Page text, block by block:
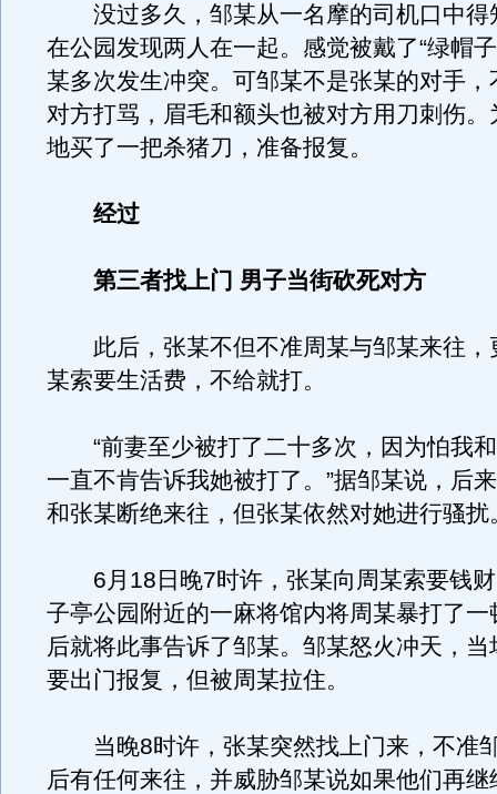
没过多久，邹某从一名摩的司机口中得
在公园发现两人在一起。感觉被戴了“绿帽
某多次发生冲突。可邹某不是张某的对手，
对方打骂，眉毛和额头也被对方用刀刺伤。
地买了一把杀猪刀，准备报复。
经过
第三者找上门 男子当街砍死对方
此后，张某不但不准周某与邹某来往，
某索要生活费，不给就打。
“前妻至少被打了二十多次，因为怕我
一直不肯告诉我她被打了。”据邹某说，后
和张某断绝来往，但张某依然对她进行骚扰
6月18日晚7时许，张某向周某索要钱财
子亭公园附近的一麻将馆内将周某暴打了一
后就将此事告诉了邹某。邹某怒火冲天，
要出门报复，但被周某拉住。
当晚8时许，张某突然找上门来，不准
后有任何来往，并威胁邹某说如果他们再